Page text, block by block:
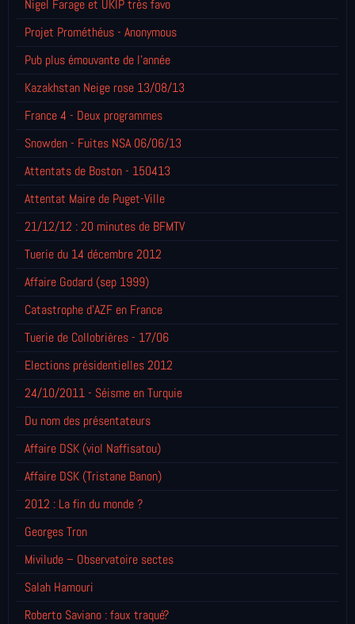
Nigel Farage et UKIP très favo
Projet Prométhéus - Anonymous
Pub plus émouvante de l'année
Kazakhstan Neige rose 13/08/13
France 4 - Deux programmes
Snowden - Fuites NSA 06/06/13
Attentats de Boston - 150413
Attentat Maire de Puget-Ville
21/12/12 : 20 minutes de BFMTV
Tuerie du 14 décembre 2012
Affaire Godard (sep 1999)
Catastrophe d'AZF en France
Tuerie de Collobrières - 17/06
Elections présidentielles 2012
24/10/2011 - Séisme en Turquie
Du nom des présentateurs
Affaire DSK (viol Naffisatou)
Affaire DSK (Tristane Banon)
2012 : La fin du monde ?
Georges Tron
Mivilude – Observatoire sectes
Salah Hamouri
Roberto Saviano : faux traqué?